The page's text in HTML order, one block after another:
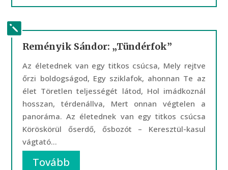
Reményik Sándor: „Tündérfok”
Az életednek van egy titkos csúcsa, Mely rejtve
őrzi boldogságod, Egy sziklafok, ahonnan Te az
élet Töretlen teljességét látod, Hol imádkoznál
hosszan, térdenállva, Mert onnan végtelen a
panoráma. Az életednek van egy titkos csúcsa
Köröskörül őserdő, ősbozót – Keresztül-kasul
vágtató...
Tovább